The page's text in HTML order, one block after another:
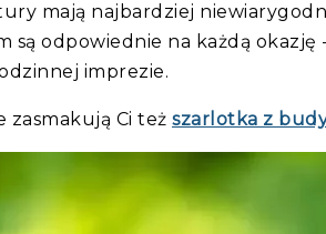
mają najbardziej
są odpowiednie na każdą
imprezie.
zasmakują Ci też szarlotka z